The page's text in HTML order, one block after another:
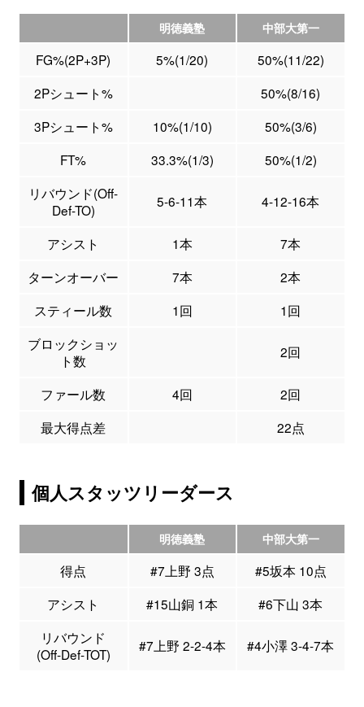
明徳義塾 中部大第一
FG%(2P+3P) 5%(1/20)
50%(11/22)
2Pシュート%
50%(8/16)
3Pシュート%
10%(1/10)
50%(3/6)
FT%
33.3%(1/3)
50%(1/2)
リバウンド(Off-
Def-TO)
5-6-11本 4-12-16本
アシスト 1本
7本
ターンオーバー
7本
2本
スティール数
1回
1回
ブロックショッ
ト数
2回
ファール数 4回
2回
最大得点差
22点
個人スタッツリーダース
明徳義塾 中部大第一
得点 #7上野 3点
#5坂本 10点
アシスト
#15山銅 1本
#6下山 3本
リバウンド
(Off-Def-TOT)
#7上野 2-2-4本 #4小澤 3-4-7本